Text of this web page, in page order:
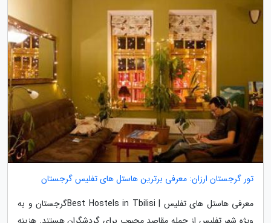
تور گرجستان ارزان: معرفی برترین هاستل های تفلیس گرجستان
معرفی هاستل های تفلیس | Best Hostels in Tbilisiگرجستان و به